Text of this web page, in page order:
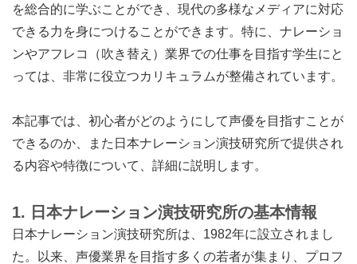
を総合的に学ぶことができ、現代の多様なメディアに対応
できる力を身につけることができます。特に、ナレーショ
ンやアフレコ（吹き替え）業界での仕事を目指す学生にと
っては、非常に役立つカリキュラムが整備されています。
本記事では、初心者がどのようにして声優を目指すことが
できるのか、また日本ナレーション演技研究所で提供され
る内容や特徴について、詳細に説明します。
1. 日本ナレーション演技研究所の基本情報
日本ナレーション演技研究所は、1982年に設立されまし
た。以来、声優業界を目指す多くの若者が集まり、プロフ